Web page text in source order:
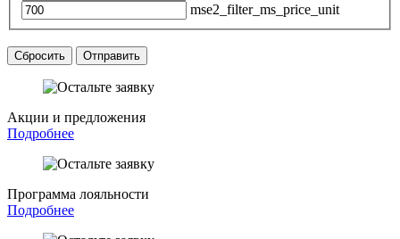
mse2_filter_ms_price_unit
Сбросить Отправить
Акции и предложения
Подробнее
Программа лояльности
Подробнее